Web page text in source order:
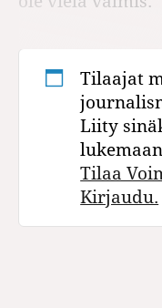
Tilaajat
Liity
Tilaa
Kirjaudu.